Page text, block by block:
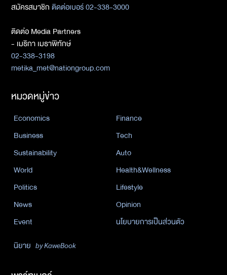
สมัครสมาชิกติดต่อเบอร์ 02-338-3000
ติดต่อ Media Partners
- เมธิกา เมธาพิทักษ์
02-338-3198
metika_met@nationgroup.com
หมวดหมู่ข่าว
Economics
Finance
Business
Tech
Sustainability
Auto
World
Health&Wellness
Politics
Lifestyle
News
Opinion
Event
นโยบายการเป็นส่วนตัว
นิยาย by KaweBook